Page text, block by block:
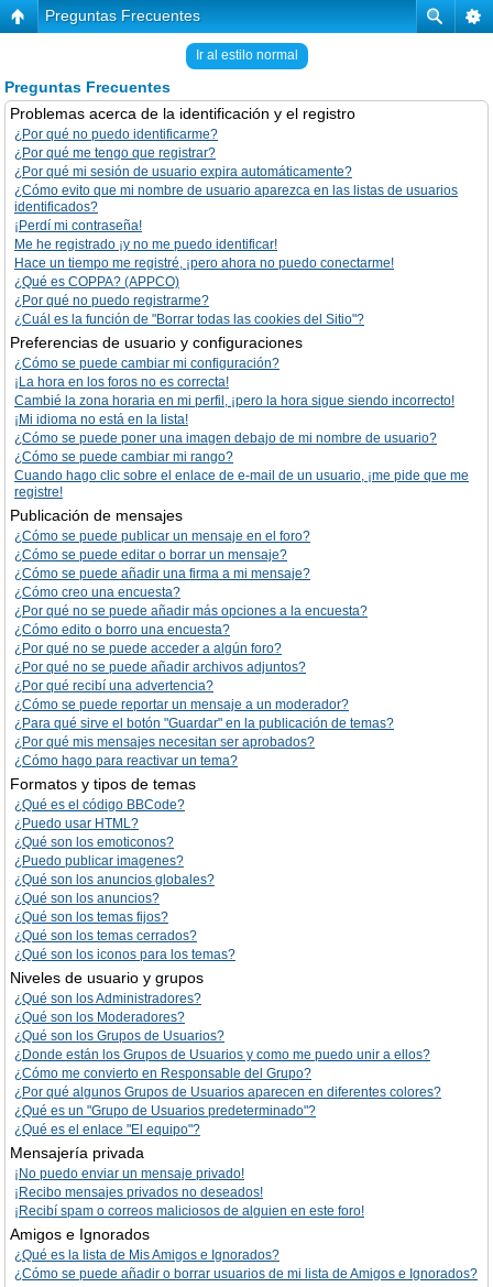
Preguntas Frecuentes
Ir al estilo normal
Preguntas Frecuentes
Problemas acerca de la identificación y el registro
¿Por qué no puedo identificarme?
¿Por qué me tengo que registrar?
¿Por qué mi sesión de usuario expira automáticamente?
¿Cómo evito que mi nombre de usuario aparezca en las listas de usuarios
identificados?
¡Perdí mi contraseña!
Me he registrado ¡y no me puedo identificar!
Hace un tiempo me registré, ¡pero ahora no puedo conectarme!
¿Qué es COPPA? (APPCO)
¿Por qué no puedo registrarme?
¿Cuál es la función de "Borrar todas las cookies del Sitio"?
Preferencias de usuario y configuraciones
¿Cómo se puede cambiar mi configuración?
¡La hora en los foros no es correcta!
Cambié la zona horaria en mi perfil, ¡pero la hora sigue siendo incorrecto!
¡Mi idioma no está en la lista!
¿Cómo se puede poner una imagen debajo de mi nombre de usuario?
¿Cómo se puede cambiar mi rango?
Cuando hago clic sobre el enlace de e-mail de un usuario, ¡me pide que me
registre!
Publicación de mensajes
¿Cómo se puede publicar un mensaje en el foro?
¿Cómo se puede editar o borrar un mensaje?
¿Cómo se puede añadir una firma a mi mensaje?
¿Cómo creo una encuesta?
¿Por qué no se puede añadir más opciones a la encuesta?
¿Cómo edito o borro una encuesta?
¿Por qué no se puede acceder a algún foro?
¿Por qué no se puede añadir archivos adjuntos?
¿Por qué recibí una advertencia?
¿Cómo se puede reportar un mensaje a un moderador?
¿Para qué sirve el botón "Guardar" en la publicación de temas?
¿Por qué mis mensajes necesitan ser aprobados?
¿Cómo hago para reactivar un tema?
Formatos y tipos de temas
¿Qué es el código BBCode?
¿Puedo usar HTML?
¿Qué son los emoticonos?
¿Puedo publicar imagenes?
¿Qué son los anuncios globales?
¿Qué son los anuncios?
¿Qué son los temas fijos?
¿Qué son los temas cerrados?
¿Qué son los iconos para los temas?
Niveles de usuario y grupos
¿Qué son los Administradores?
¿Qué son los Moderadores?
¿Qué son los Grupos de Usuarios?
¿Donde están los Grupos de Usuarios y como me puedo unir a ellos?
¿Cómo me convierto en Responsable del Grupo?
¿Por qué algunos Grupos de Usuarios aparecen en diferentes colores?
¿Qué es un "Grupo de Usuarios predeterminado"?
¿Qué es el enlace "El equipo"?
Mensajería privada
¡No puedo enviar un mensaje privado!
¡Recibo mensajes privados no deseados!
¡Recibí spam o correos maliciosos de alguien en este foro!
Amigos e Ignorados
¿Qué es la lista de Mis Amigos e Ignorados?
¿Cómo se puede añadir o borrar usuarios de mi lista de Amigos e Ignorados?